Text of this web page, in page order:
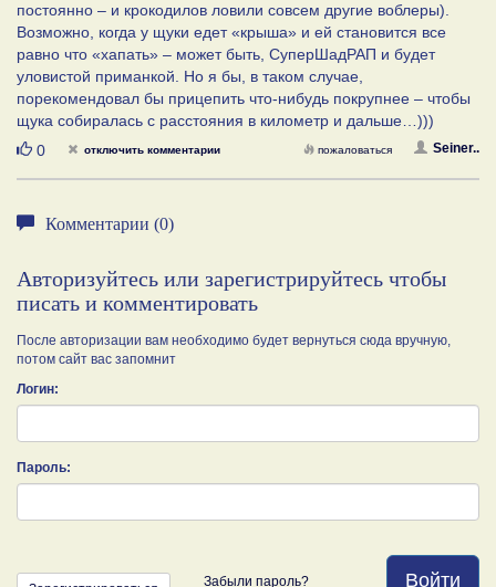
постоянно – и крокодилов ловили совсем другие воблеры).
Возможно, когда у щуки едет «крыша» и ей становится все
равно что «хапать» – может быть, СуперШадРАП и будет
уловистой приманкой. Но я бы, в таком случае,
порекомендовал бы прицепить что-нибудь покрупнее – чтобы
щука собиралась с расстояния в километр и дальше…)))
Нравится
0 отключить комментарии Seiner..
пожаловаться
Комментарии (0)
Авторизуйтесь или зарегистрируйтесь чтобы
писать и комментировать
После авторизации вам необходимо будет вернуться сюда вручную,
потом сайт вас запомнит
Логин:
Пароль:
Войти
Забыли пароль?